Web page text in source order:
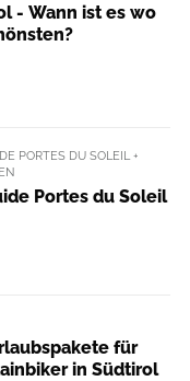
- Wann ist es wo
PORTES DU SOLEIL +
Portes du Soleil
für
in Südtirol